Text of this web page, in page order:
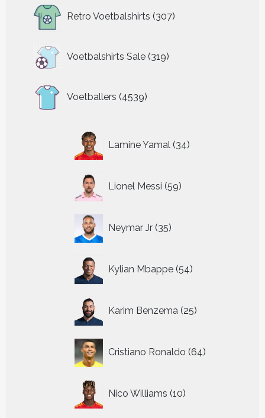
Retro Voetbalshirts 307
producten
Voetbalshirts Sale 319
319
producten
Voetballers 4539
producten
Lamine Yamal 34
producten
Lionel Messi 59
producten
Neymar Jr 35
producten
Kylian Mbappe 54
producten
Karim Benzema 25
producten
Cristiano Ronaldo 64
producten
Nico Williams 10
producten